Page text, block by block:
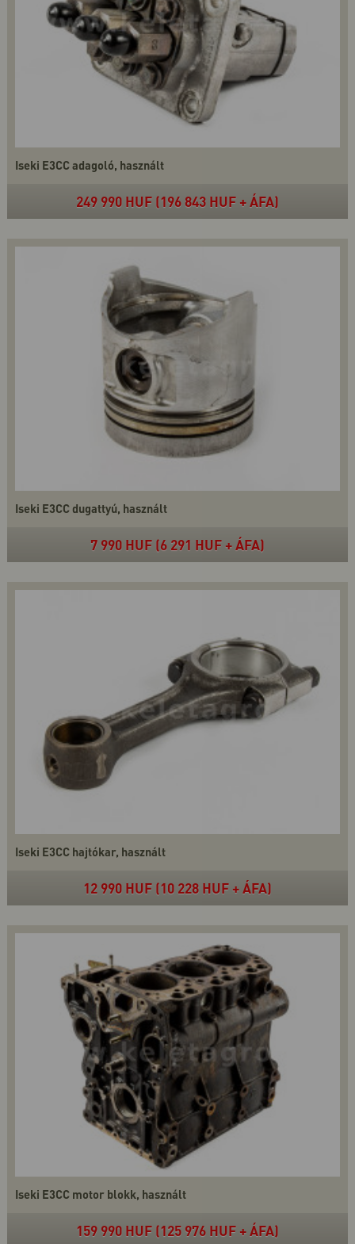
Iseki E3CC adagoló, használt
249 990 HUF (196 843 HUF + ÁFA)
Iseki E3CC dugattyú, használt
7 990 HUF (6 291 HUF + ÁFA)
Iseki E3CC hajtókar, használt
12 990 HUF (10 228 HUF + ÁFA)
Iseki E3CC motor blokk, használt
159 990 HUF (125 976 HUF + ÁFA)